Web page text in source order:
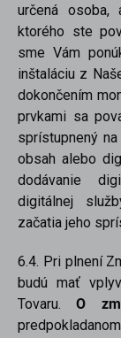
určená osoba,
ktorého ste
sme Vám
inštaláciu z
dokončením
prvkami sa
sprístupnený
obsah alebo
dodávanie
digitálnej
začatia jeho
6.4. Pri plnení
budú mať
Tovaru.O